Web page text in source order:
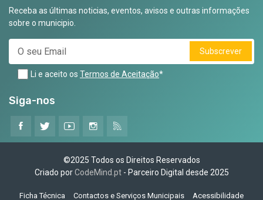
Receba as últimas noticias, eventos, avisos e outras informações
sobre o municipio.
Subscrever
Li e aceito os Termos de Aceitação*
Siga-nos
©2025 Todos os Direitos Reservados
Criado porCodeMind.pt- Parceiro Digital desde 2025
Ficha Técnica Contactos e Serviços Municipais Acessibilidade